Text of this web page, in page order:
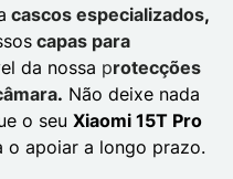
cascos especializados,
capas para
da nossa protecções
. Não deixe nada
o seu Xiaomi 15T Pro
o apoiar a longo prazo.